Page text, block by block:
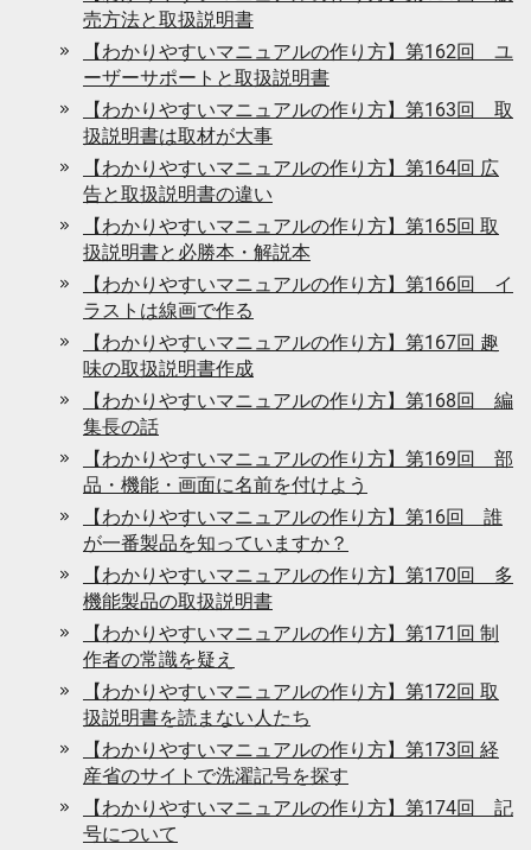
売方法と取扱説明書
【わかりやすいマニュアルの作り方】第162回 ユ
ーザーサポートと取扱説明書
【わかりやすいマニュアルの作り方】第163回 取
扱説明書は取材が大事
【わかりやすいマニュアルの作り方】第164回 広
告と取扱説明書の違い
【わかりやすいマニュアルの作り方】第165回 取
扱説明書と必勝本・解説本
【わかりやすいマニュアルの作り方】第166回 イ
ラストは線画で作る
【わかりやすいマニュアルの作り方】第167回 趣
味の取扱説明書作成
【わかりやすいマニュアルの作り方】第168回 編
集長の話
【わかりやすいマニュアルの作り方】第169回 部
品・機能・画面に名前を付けよう
【わかりやすいマニュアルの作り方】第16回 誰
が一番製品を知っていますか？
【わかりやすいマニュアルの作り方】第170回 多
機能製品の取扱説明書
【わかりやすいマニュアルの作り方】第171回 制
作者の常識を疑え
【わかりやすいマニュアルの作り方】第172回 取
扱説明書を読まない人たち
【わかりやすいマニュアルの作り方】第173回 経
産省のサイトで洗濯記号を探す
【わかりやすいマニュアルの作り方】第174回 記
号について